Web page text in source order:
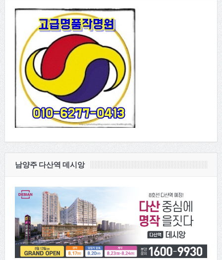
남양주 다산역 데시앙